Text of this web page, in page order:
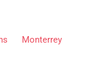
Monterrey